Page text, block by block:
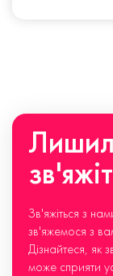
Зв'яжіться з
зв'яжемося з
Дізнайтеся, як
може сприяти